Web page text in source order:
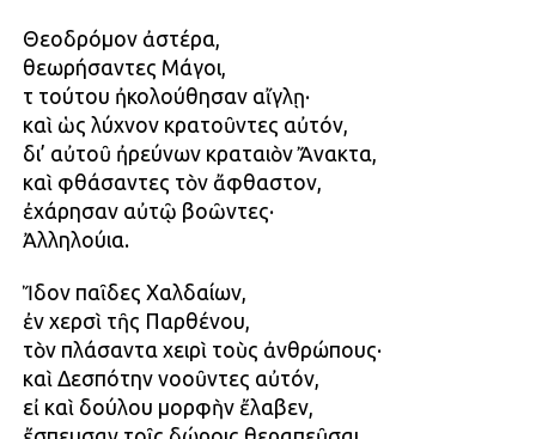
Θεοδρόμον ἀστέρα,
θεωρήσαντες Μάγοι,
τῇ τούτου ἠκολούθησαν αἴγλῃ·
καὶ ὡς λύχνον κρατοῦντες αὐτόν,
δι’ αὐτοῦ ἠρεύνων κραταιὸν Ἄνακτα,
καὶ φθάσαντες τὸν ἄφθαστον,
ἐχάρησαν αὐτῷ βοῶντες·
Ἀλληλούια.
Ἴδον παῖδες Χαλδαίων,
ἐν χερσὶ τῆς Παρθένου,
τὸν πλάσαντα χειρὶ τοὺς ἀνθρώπους·
καὶ Δεσπότην νοοῦντες αὐτόν,
εἰ καὶ δούλου μορφὴν ἔλαβεν,